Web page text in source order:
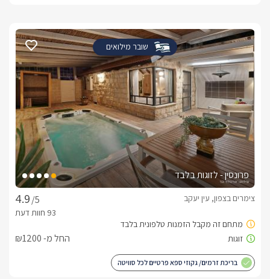
שובר מילואים
פרונסין - לזוגות בלבד
/5
צימרים בצפון, עין יעקב
החל מ- ₪1200
בריכת זרמים/ גקוזי ספא פרטיים לכל סוויטה